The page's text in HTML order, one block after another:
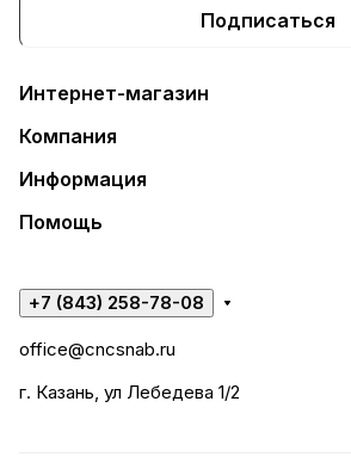
Подписаться
Интернет-магазин
Компания
Информация
Помощь
+7 (843) 258-78-08
office@cncsnab.ru
г. Казань, ул Лебедева 1/2